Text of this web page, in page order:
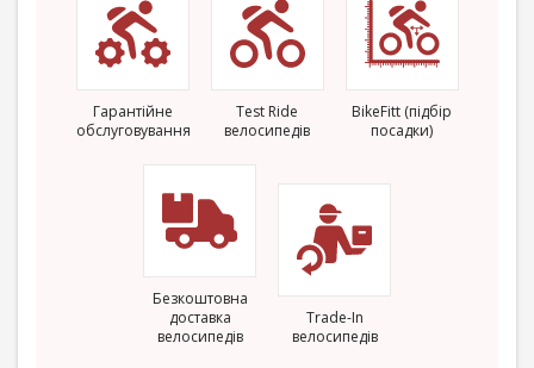
Гарантійне
обслуговування
Test Ride
велосипедів
BikeFitt (підбір
посадки)
Безкоштовна
доставка
велосипедів
Trade-In
велосипедів